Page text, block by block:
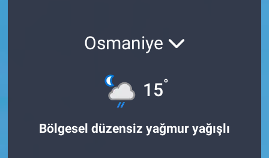
Osmaniye
15°
Bölgesel düzensiz yağmur yağışlı